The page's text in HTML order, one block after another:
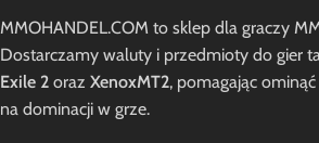
MMOHANDEL.COM to sklep dla graczy
Dostarczamy waluty i przedmioty do gier
Exile 2 oraz XenoxMT2, pomagając
na dominacji w grze.